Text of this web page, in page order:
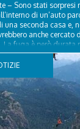
– Sono stati sorpresi
di un’auto
una seconda casa e,
anche cercato
La fuga è però durata
chiamata al 112 e